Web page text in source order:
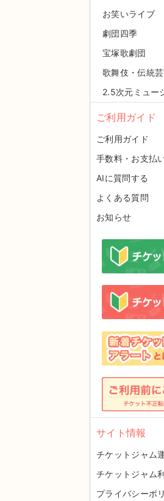
お笑いライブ
劇団四季
宝塚歌劇団
歌舞伎・伝統
2.5次元ミュー
ご利用ガイド
ご利用ガイド
手数料・お支払
AIに質問する
よくある質問
お知らせ
サイト情報
チケットジャム
チケットジャム
プライバシーポ